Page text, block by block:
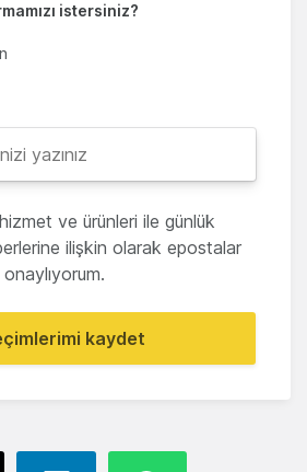
istersiniz?
ve ürünleri ile günlük
ilişkin olarak epostalar
kaydet